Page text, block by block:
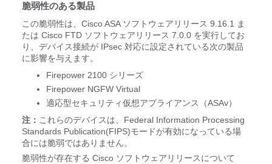
脆弱性のある製品
この脆弱性は、Cisco ASA ソフトウェアリリース 9.16.1 ま
たは Cisco FTD ソフトウェアリリース 7.0.0 を実行してお
り、デバイス接続が IPsec 対応に設定されている次の製品
に影響を与えます。
Firepower 2100 シリーズ
Firepower NGFW Virtual
適応型セキュリティ仮想アプライアンス（ASAv）
注： これらのデバイスは、Federal Information Processing
Standards Publication(FIPS)モードが有効になっている場
合には脆弱ではありません。
脆弱性が存在する Cisco ソフトウェアリリースについて